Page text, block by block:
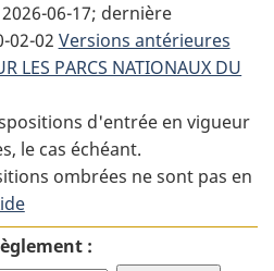
:
Règlement
sur
ordures
dans
les
parcs
nationaux
du
complet
:
Règlement
les
ordures
dans
parcs
06-17; dernière
02-02 Versions antérieures
LES PARCS NATIONAUX DU
d'entrée en vigueur
le cas échéant.
ombrées ne sont pas en
: